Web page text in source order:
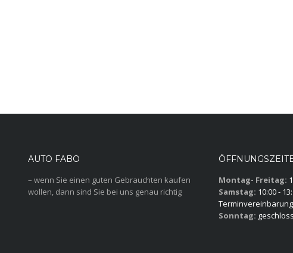
AUTO FABO
– wenn Sie einen guten Gebrauchten kaufen
wollen, dann sind Sie bei uns genau richtig
Montag- Freitag:
Samstag: 10:00 -
Sonntag: